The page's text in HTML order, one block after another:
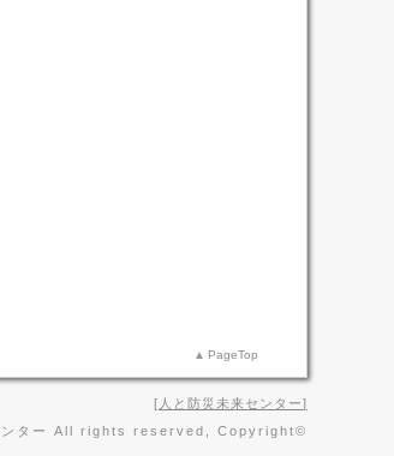
PageTop
人と防災未来センター
ンター All rights reserved, Copyright©